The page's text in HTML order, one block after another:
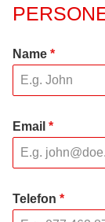
Name *
Email *
Telefon *